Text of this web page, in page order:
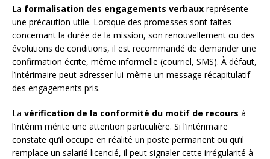
La formalisation des engagements verbaux représente
une précaution utile. Lorsque des promesses sont faites
concernant la durée de la mission, son renouvellement ou des
évolutions de conditions, il est recommandé de demander une
confirmation écrite, même informelle (courriel, SMS). À défaut,
l’intérimaire peut adresser lui-même un message récapitulatif
des engagements pris.
La vérification de la conformité du motif de recours à
l’intérim mérite une attention particulière. Si l’intérimaire
constate qu’il occupe en réalité un poste permanent ou qu’il
remplace un salarié licencié, il peut signaler cette irrégularité à